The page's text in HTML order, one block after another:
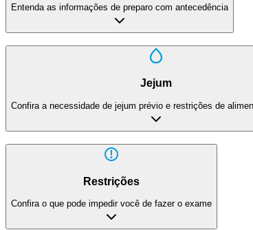
Entenda as informações de preparo com antecedência
Jejum
Confira a necessidade de jejum prévio e restrições de
Restrições
Confira o que pode impedir você de fazer o exame